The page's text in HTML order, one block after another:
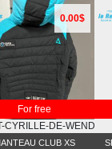
0.00$
For free
CYRILLE-DE-
CLUB XS